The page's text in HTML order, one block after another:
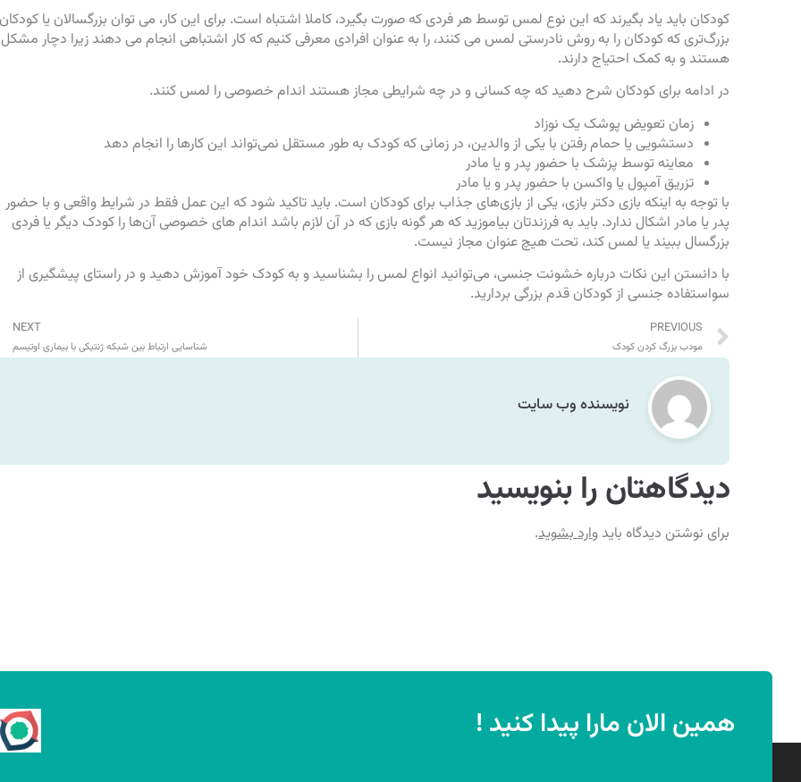
کودکان باید یاد بگیرند که این نوع لمس توسط هر فردی که صورت بگیرد، کاملا اشتباه است. برای این کار، می توان بزرگسالان یا کودکان
بزرگ‌تری که کودکان را به روش نادرستی لمس می کنند، را به عنوان افرادی معرفی کنیم که کار اشتباهی انجام می دهند زیرا دچار مشکل
هستند و به کمک احتیاج دارند.
در ادامه برای کودکان شرح دهید که چه کسانی و در چه شرایطی مجاز هستند اندام خصوصی را لمس کنند.
زمان تعویض پوشک یک نوزاد
دستشویی یا حمام رفتن با یکی از والدین، در زمانی که کودک به طور مستقل نمی‌تواند این کارها را انجام دهد
معاینه توسط پزشک با حضور پدر و یا مادر
تزریق آمپول یا واکسن با حضور پدر و یا مادر
با توجه به اینکه بازی دکتر بازی، یکی از بازی‌های جذاب برای کودکان است. باید تاکید شود که این عمل فقط در شرایط واقعی و با حضور
پدر یا مادر اشکال ندارد. باید به فرزندتان بیاموزید که هر گونه بازی که در آن لازم باشد اندام های خصوصی آن‌ها را کودک دیگر یا فردی
بزرگسال ببیند یا لمس کند، تحت هیچ عنوان مجاز نیست.
با دانستن این نکات درباره خشونت جنسی، می‌توانید انواع لمس را بشناسید و به کودک خود آموزش دهید و در راستای پیشگیری از
سواستفاده جنسی از کودکان قدم بزرگی بردارید.
PREVIOUS
مودب بزرگ کردن کودک
NEXT
شناسایی ارتباط بین شبکه ژنتیکی با بیماری اوتیسم
نویسنده وب سایت
دیدگاهتان را بنویسید
برای نوشتن دیدگاه باید وارد بشوید.
همین الان مارا پیدا کنید !